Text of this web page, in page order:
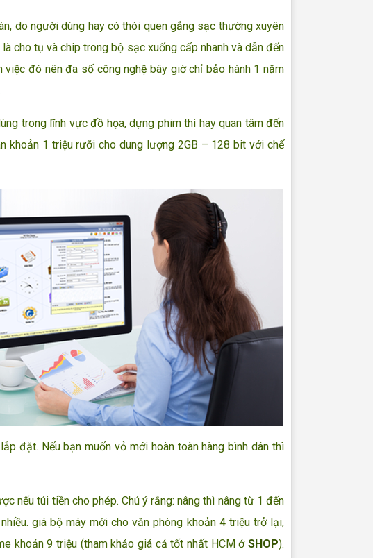
do người dùng hay có thói quen gắng sạc thường xuyên
cho tụ và chip trong bộ sạc xuống cấp nhanh và dẫn đến
đó nên đa số công nghệ bây giờ chỉ bảo hành 1 năm
trong lĩnh vực đồ họa, dựng phim thì hay quan tâm đến
khoản 1 triệu rưỡi cho dung lượng 2GB – 128 bit với chế
đặt. Nếu bạn muốn vỏ mới hoàn toàn hàng bình dân thì
nếu túi tiền cho phép. Chú ý rằng: nâng thì nâng từ 1 đến
giá bộ máy mới cho văn phòng khoản 4 triệu trở lại,
khoản 9 triệu (tham khảo giá cả tốt nhất HCM ở SHOP).